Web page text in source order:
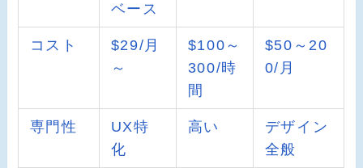
ベース
コスト
$29/月
～
$100～
300/時
間
$50～20
0/月
専門性
UX特
化
高い
デザイン
全般